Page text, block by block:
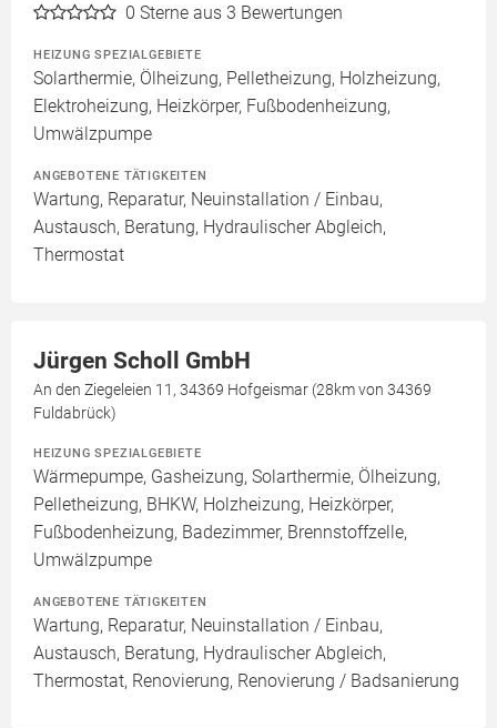
0 Sterne aus 3 Bewertungen
HEIZUNG SPEZIALGEBIETE
Solarthermie, Ölheizung, Pelletheizung, Holzheizung,
Elektroheizung, Heizkörper, Fußbodenheizung,
Umwälzpumpe
ANGEBOTENE TÄTIGKEITEN
Wartung, Reparatur, Neuinstallation / Einbau,
Austausch, Beratung, Hydraulischer Abgleich,
Thermostat
Jürgen Scholl GmbH
An den Ziegeleien 11, 34369 Hofgeismar (28km von 34369
Fuldabrück)
HEIZUNG SPEZIALGEBIETE
Wärmepumpe, Gasheizung, Solarthermie, Ölheizung,
Pelletheizung, BHKW, Holzheizung, Heizkörper,
Fußbodenheizung, Badezimmer, Brennstoffzelle,
Umwälzpumpe
ANGEBOTENE TÄTIGKEITEN
Wartung, Reparatur, Neuinstallation / Einbau,
Austausch, Beratung, Hydraulischer Abgleich,
Thermostat, Renovierung, Renovierung / Badsanierung